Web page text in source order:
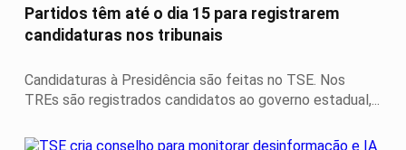
Partidos têm até o dia 15 para registrarem
candidaturas nos tribunais
Candidaturas à Presidência são feitas no TSE. Nos
TREs são registrados candidatos ao governo estadual,...